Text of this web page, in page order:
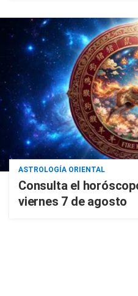
ASTROLOGÍA ORIENTAL
Consulta el
viernes 7 de agosto